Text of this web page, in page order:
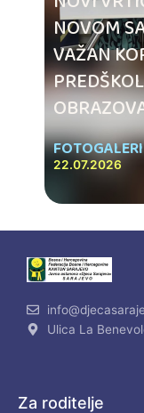
NOVOM
VAŽAN
22.07.2026
Ulica La
Za roditelje